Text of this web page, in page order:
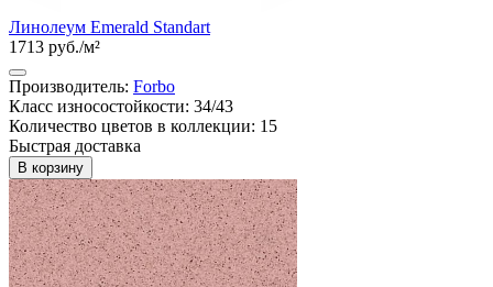
Линолеум Emerald Standart
1713 руб./м²
Производитель: Forbo
Класс износостойкости: 34/43
Количество цветов в коллекции: 15
Быстрая доставка
В корзину